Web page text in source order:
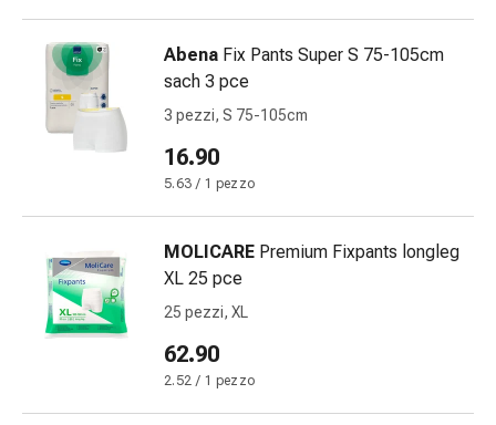
della
concentrazione
Allergie
fieno
Antiallergico
pelle
Gastrointestinale
Diarrea
Emorroidi
Abena Fix Pants Super S 75-105cm
sach 3 pce
3 pezzi, S 75-105cm
16.90
5.63 / 1 pezzo
MOLICARE Premium Fixpants longleg
XL 25 pce
25 pezzi, XL
62.90
2.52 / 1 pezzo